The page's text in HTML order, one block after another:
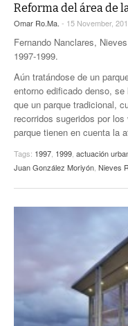
Reforma del área de
Omar Ro.Ma. - 15 November,
Fernando Nanclares,
1997-1999.
Aún tratándose de un
entorno edificado denso,
que un parque tradicional,
recorridos sugeridos por
parque tienen en cuenta la
Tags: 1997 1999 actuación
Juan González Moriyón Nieves